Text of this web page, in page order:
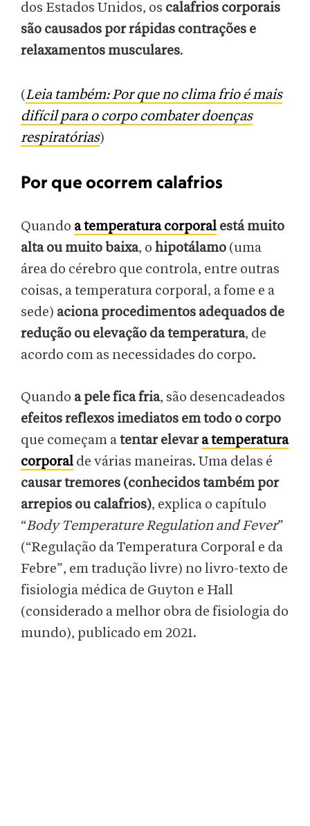
dos Estados Unidos, os calafrios corporais
são causados por rápidas contrações e
relaxamentos musculares.
(Leia também: Por que no clima frio é mais
difícil para o corpo combater doenças
respiratórias)
Por que ocorrem calafrios
Quando a temperatura corporal está muito
alta ou muito baixa, o hipotálamo (uma
área do cérebro que controla, entre outras
coisas, a temperatura corporal, a fome e a
sede) aciona procedimentos adequados de
redução ou elevação da temperatura, de
acordo com as necessidades do corpo.
Quando a pele fica fria, são desencadeados
efeitos reflexos imediatos em todo o corpo
que começam atentar elevara temperatura
corporal de várias maneiras. Uma delas é
causar tremores (conhecidos também por
arrepios ou calafrios), explica o capítulo
“Body Temperature Regulation and Fever”
(“Regulação da Temperatura Corporal e da
Febre”, em tradução livre) no livro-texto de
fisiologia médica de Guyton e Hall
(considerado a melhor obra de fisiologia do
mundo), publicado em 2021.